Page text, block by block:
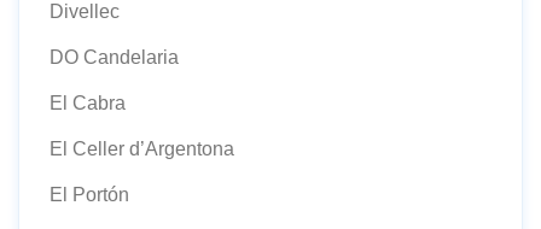
Divellec
DO Candelaria
El Cabra
El Celler d’Argentona
El Portón